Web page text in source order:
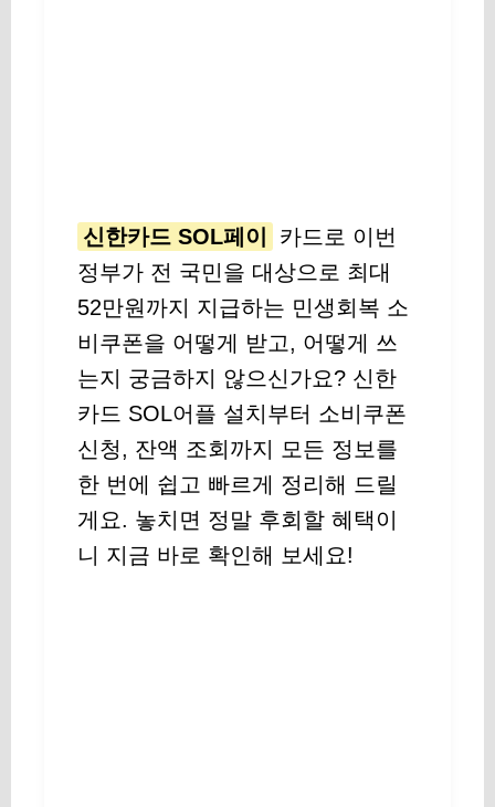
신한카드 SOL페이
카드로 이번
정부가 전 국민을 대상으로 최대
52만원까지 지급하는 민생회복 소
비쿠폰을 어떻게 받고, 어떻게 쓰
는지 궁금하지 않으신가요? 신한
카드 SOL어플 설치부터 소비쿠폰
신청, 잔액 조회까지 모든 정보를
한 번에 쉽고 빠르게 정리해 드릴
게요. 놓치면 정말 후회할 혜택이
니 지금 바로 확인해 보세요!